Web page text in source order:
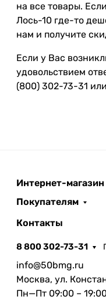
на все товары.
Лось-10 где-то
нам и получите
Если у Вас
удовольствием
(800) 302-73-31
Интернет-магазин
Покупателям
Контакты
8 800 302-73-31
info@50bmg.ru
Москва, ул.
Пн—Пт 09:00 –